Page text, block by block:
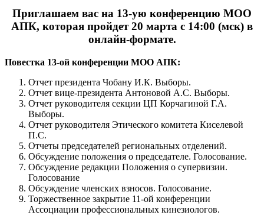
Приглашаем вас на 13-ую конференцию МОО
АПК, которая пройдет 20 марта с 14:00 (мск) в
онлайн-формате.
Повестка 13-ой конференции МОО АПК:
Отчет президента Чобану И.К. Выборы.
Отчет вице-президента Антоновой А.С. Выборы.
Отчет руководителя секции ЦП Корчагиной Г.А.
Выборы.
Отчет руководителя Этического комитета Киселевой
П.С.
Отчеты председателей региональных отделений.
Обсуждение положения о председателе. Голосование.
Обсуждение редакции Положения о супервизии.
Голосование
Обсуждение членских взносов. Голосование.
Торжественное закрытие 11-ой конференции
Ассоциации профессиональных кинезиологов.